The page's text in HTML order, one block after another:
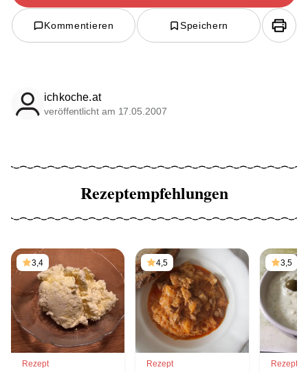
Kommentieren Speichern
ichkoche.at
veröffentlicht am 17.05.2007
Rezeptempfehlungen
3,4
Rezept
4,5
Rezept
3,5
Rezept